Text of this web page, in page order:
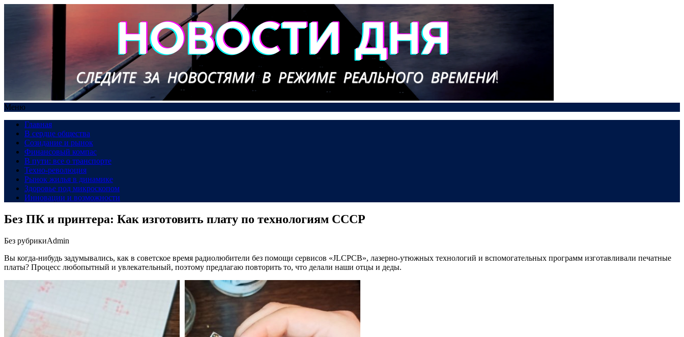
Меню
Главная
В сердце общества
Созидание и рынок
Финансовый компас
В пути: все о транспорте
Техно-революция
Рынок жилья в динамике
Здоровье под микроскопом
Инновации и возможности
Без ПК и принтера: Как изготовить плату по технологиям СССР
Без рубрикиAdmin
Вы когда-нибудь задумывались, как в советское время радиолюбители без помощи сервисов «JLCPCB», лазерно-утюжных технологий и вспомогательных программ изготавливали печатные
платы? Процесс любопытный и увлекательный, поэтому предлагаю повторить то, что делали наши отцы и деды.